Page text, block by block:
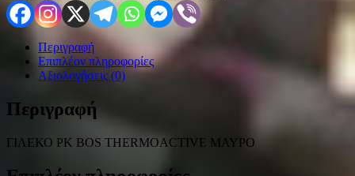
Περιγραφή
Επιπλέον πληροφορίες
Αξιολογήσεις (0)
Περιγραφή
ΓΙΛΕΚΟ PK BOS THERMOACTIVE ΜΑΥΡΟ